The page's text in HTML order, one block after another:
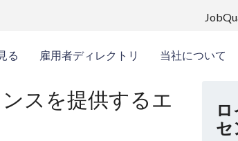
る 雇用者ディレクトリ 当社について
スを提供するエ
セ